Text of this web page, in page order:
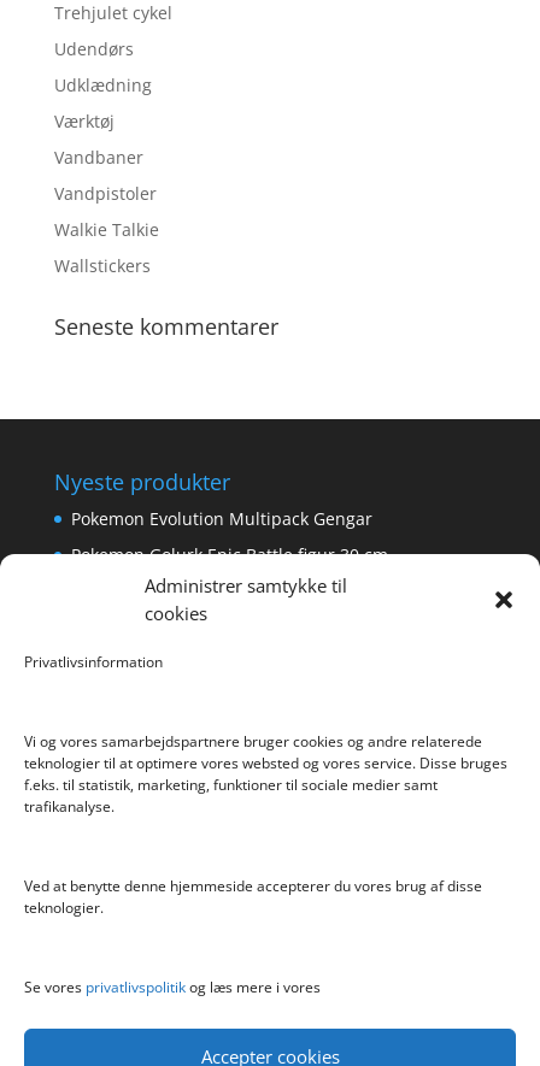
Administrer samtykke til
cookies
Privatlivsinformation
Vi og vores samarbejdspartnere bruger cookies og andre relaterede
teknologier til at optimere vores websted og vores service. Disse bruges
f.eks. til statistik, marketing, funktioner til sociale medier samt
trafikanalyse.
Ved at benytte denne hjemmeside accepterer du vores brug af disse
teknologier.
Se vores privatlivspolitikog læs mere i vores
Accepter cookies
Trehjulet cykel
Udendørs
Udklædning
Værktøj
Vandbaner
Vandpistoler
Walkie Talkie
Wallstickers
Seneste kommentarer
Nyeste produkter
Pokemon Evolution Multipack Gengar
Pokemon Golurk Epic Battle figur 30 cm
Scalextric Digital -Easyfit Digital Plug
Care Bear Love-A-Lot ECO Bamse 36cm
Bratz Stylin Dukke Cloe
Info
Kontakt
Privatlivspolitik